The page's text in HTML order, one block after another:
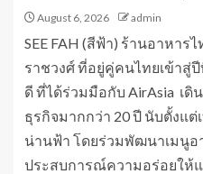
August 6, 2026 admin
SEE FAH (สีฟ้า) ร้านอาหา
ราชวงศ์ ที่อยู่คู่คนไทยเข้าสู่
ดี ที่ได้ร่วมมือกับ AirAsia เ
ธุรกิจมากกว่า 20 ปี นับตั้งแ
น่านฟ้า โดยร่วมพัฒนาเมนู
ประสบการณ์ความอร่อยให้